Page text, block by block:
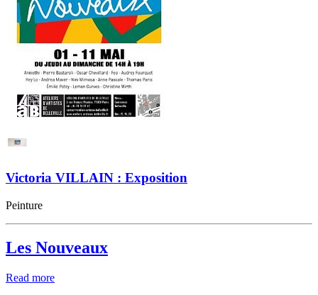
Victoria VILLAIN : Exposition
Peinture
Les Nouveaux
Read more